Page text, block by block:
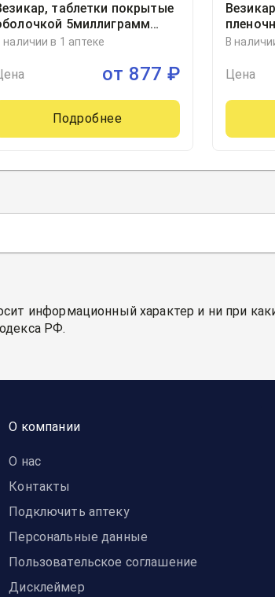
таблетки покрытые
5миллиграмм
10, Астеллас Фарма
наличии в 1 аптеке
от 877 ₽
Подробнее
В
Цена
информационный характер и ни при
РФ.
О компании
О нас
Контакты
Подключить аптеку
Персональные данные
Пользовательское соглашение
Дисклеймер